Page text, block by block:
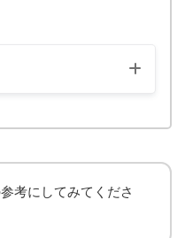
考にしてみてくださ